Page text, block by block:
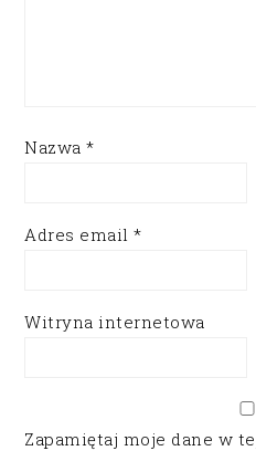
Nazwa*
Adres email*
Witryna internetowa
Zapamiętaj moje dane w